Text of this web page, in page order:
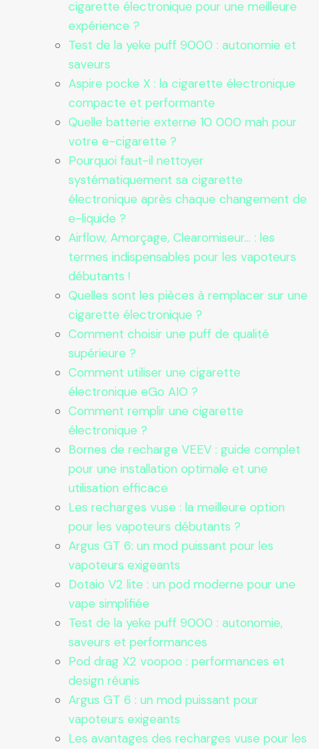
cigarette électronique pour une meilleure
expérience ?
Test de la yeke puff 9000 : autonomie et
saveurs
Aspire pocke X : la cigarette électronique
compacte et performante
Quelle batterie externe 10 000 mah pour
votre e-cigarette ?
Pourquoi faut-il nettoyer
systématiquement sa cigarette
électronique après chaque changement de
e-liquide ?
Airflow, Amorçage, Clearomiseur… : les
termes indispensables pour les vapoteurs
débutants !
Quelles sont les pièces à remplacer sur une
cigarette électronique ?
Comment choisir une puff de qualité
supérieure ?
Comment utiliser une cigarette
électronique eGo AIO ?
Comment remplir une cigarette
électronique ?
Bornes de recharge VEEV : guide complet
pour une installation optimale et une
utilisation efficace
Les recharges vuse : la meilleure option
pour les vapoteurs débutants ?
Argus GT 6: un mod puissant pour les
vapoteurs exigeants
Dotaio V2 lite : un pod moderne pour une
vape simplifiée
Test de la yeke puff 9000 : autonomie,
saveurs et performances
Pod drag X2 voopoo : performances et
design réunis
Argus GT 6 : un mod puissant pour
vapoteurs exigeants
Les avantages des recharges vuse pour les